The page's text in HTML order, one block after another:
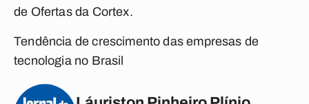
de Ofertas da Cortex.
Tendência de crescimento das empresas de
tecnologia no Brasil